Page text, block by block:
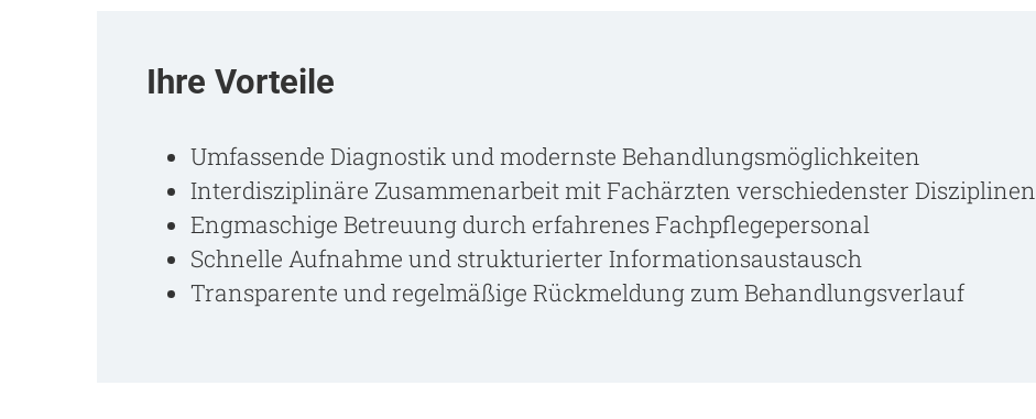
Ihre Vorteile
Umfassende Diagnostik und modernste Behandlungsmöglichkeiten
Interdisziplinäre Zusammenarbeit mit Fachärzten verschiedenster Disziplinen
Engmaschige Betreuung durch erfahrenes Fachpflegepersonal
Schnelle Aufnahme und strukturierter Informationsaustausch
Transparente und regelmäßige Rückmeldung zum Behandlungsverlauf